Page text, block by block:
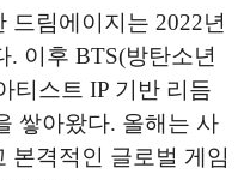
드림에이지는 2022년
이후 BTS(방탄소년
티스트 IP 기반 리듬
쌓아왔다. 올해는 사
본격적인 글로벌 게임